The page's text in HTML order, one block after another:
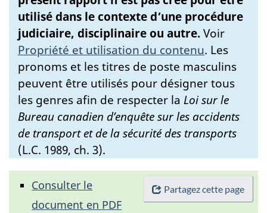
utilisé dans le contexte d’une procédure
judiciaire, disciplinaire ou autre.Voir
Propriété et utilisation du contenu. Les
pronoms et les titres de poste masculins
peuvent être utilisés pour désigner tous
les genres afin de respecter la Loi sur le
Bureau canadien d’enquête sur les accidents
de transport et de la sécurité des transports
(L.C. 1989, ch. 3).
Partagez cette page
Consulter le
document en PDF